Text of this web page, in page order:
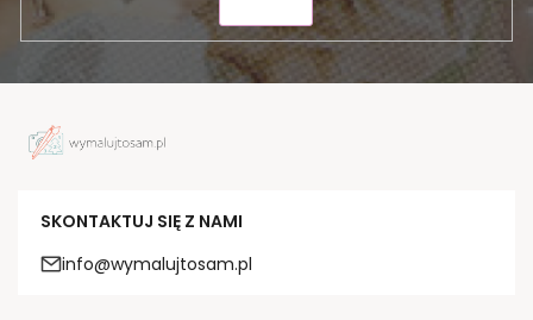
SKONTAKTUJ SIĘ Z NAMI
info@wymalujtosam.pl